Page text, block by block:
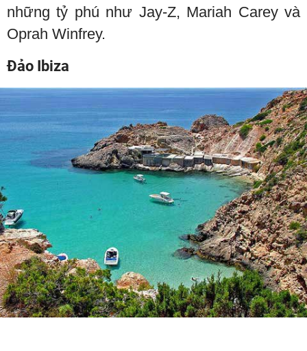
những tỷ phú như Jay-Z, Mariah Carey và
Oprah Winfrey.
Đảo Ibiza